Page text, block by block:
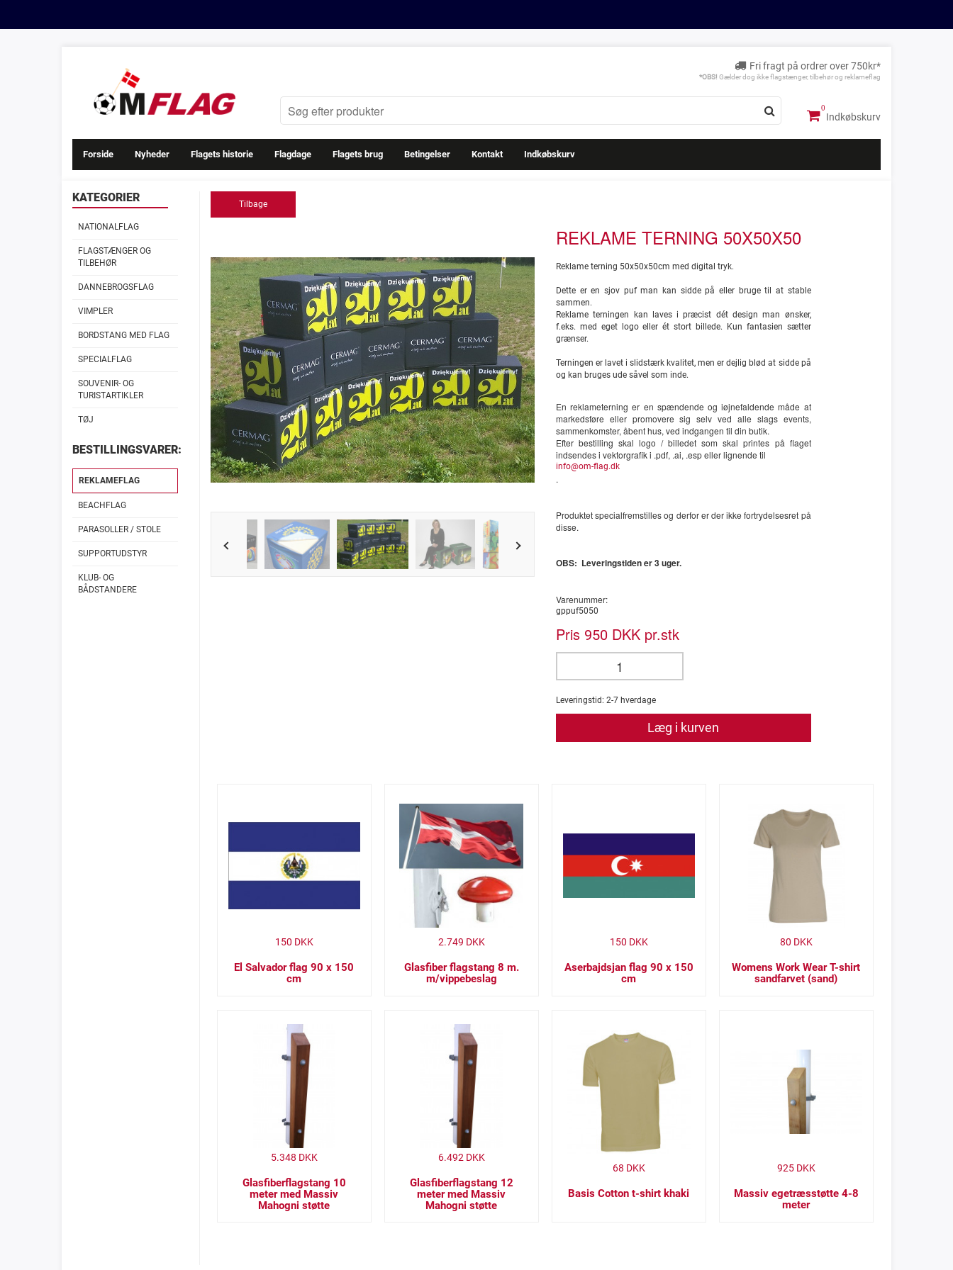
Fri fragt på ordrer over 750kr*
*OBS! Gælder dog ikke flagstænger, tilbehør og reklameflag
Indkøbskurv
Forside Nyheder Flagets historie Flagdage Flagets brug Betingelser Kontakt Indkøbskurv
KATEGORIER
NATIONALFLAG
FLAGSTÆNGER OG
TILBEHØR
DANNEBROGSFLAG
VIMPLER
BORDSTANG MED FLAG
SPECIALFLAG
SOUVENIR- OG
TURISTARTIKLER
TØJ
BESTILLINGSVARER:
REKLAMEFLAG
BEACHFLAG
PARASOLLER / STOLE
SUPPORTUDSTYR
KLUB- OG
BÅDSTANDERE
Tilbage
REKLAME TERNING 50X50X50
Reklame terning 50x50x50cm med digital tryk.
Dette er en sjov puf man kan sidde på eller bruge til at stable
sammen.
Reklame terningen kan laves i præcist dét design man ønsker,
f.eks. med eget logo eller ét stort billede. Kun fantasien sætter
grænser.
Terningen er lavet i slidstærk kvalitet, men er dejlig blød at sidde på
og kan bruges ude såvel som inde.
En reklameterning er en spændende og iøjnefaldende måde at
markedsføre eller promovere sig selv ved alle slags events,
sammenkomster, åbent hus, ved indgangen til din butik.
Efter bestilling skal logo / billedet som skal printes på flaget
indsendes i vektorgrafik i .pdf, .ai, .esp eller lignende til
info@om-flag.dk
.
Produktet specialfremstilles og derfor er der ikke fortrydelsesret på
disse.
OBS: Leveringstiden er 3 uger.
Varenummer:
gppuf5050
Pris 950 DKK pr.stk
Leveringstid: 2-7 hverdage
Læg i kurven
El Salvador flag 90 x 150
cm
150 DKK
Glasfiber flagstang 8 m.
m/vippebeslag
2.749 DKK
Aserbajdsjan flag 90 x 150
cm
150 DKK
Womens Work Wear T-shirt
sandfarvet (sand)
80 DKK
Glasfiberflagstang 10
meter med Massiv
Mahogni støtte
5.348 DKK
Glasfiberflagstang 12
meter med Massiv
Mahogni støtte
6.492DKK
Basis Cotton t-shirt khaki
68 DKK
Massiv egetræsstøtte 4-8
meter
925DKK